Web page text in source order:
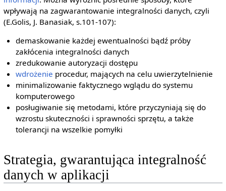
wpływają na zagwarantowanie integralności danych, czyli
(E.Golis, J. Banasiak, s.101-107):
demaskowanie każdej ewentualności bądź próby
zakłócenia integralności danych
zredukowanie autoryzacji dostępu
wdrożenie procedur, mających na celu uwierzytelnienie
minimalizowanie faktycznego wglądu do systemu
komputerowego
posługiwanie się metodami, które przyczyniają się do
wzrostu skuteczności i sprawności sprzętu, a także
tolerancji na wszelkie pomyłki
Strategia, gwarantująca integralność
danych w aplikacji